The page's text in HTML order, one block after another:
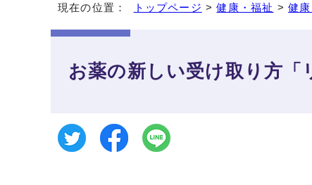
現在の位置： トップページ >健康・福祉 >健
お薬の新しい受け取り方「